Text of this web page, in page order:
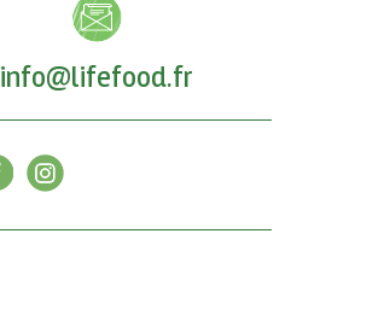
info@lifefood.fr